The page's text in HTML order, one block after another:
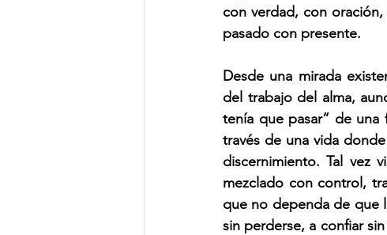
con verdad, con
pasado con presente.
Desde una mirada
del trabajo del alma,
tenía que pasar” de una
través de una vida
discernimiento. Tal vez
mezclado con control,
que no dependa de que
sin perderse, a confiar